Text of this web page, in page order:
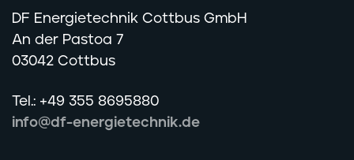
DF Energietechnik Cottbus GmbH
An der Pastoa 7
03042 Cottbus
Tel.: +49 355 8695880
info@df-energietechnik.de